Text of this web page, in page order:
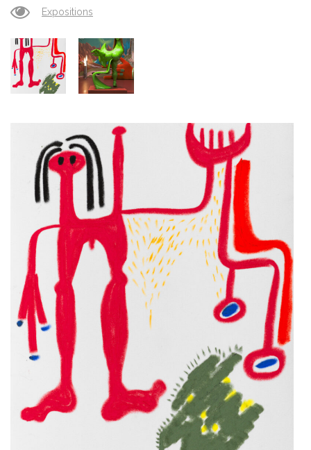
Expositions